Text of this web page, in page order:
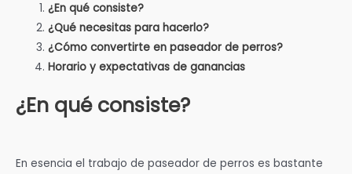
¿En qué consiste?
¿Qué necesitas para hacerlo?
¿Cómo convertirte en paseador de perros?
Horario y expectativas de ganancias
¿En qué consiste?
En esencia el trabajo de paseador de perros es bastante